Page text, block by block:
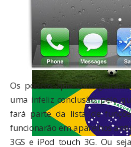
Os poucos que
uma infeliz conclusão: pelo
fará parte da lista de
funcionarão em aparelhos
3GS e iPod touch 3G. Ou